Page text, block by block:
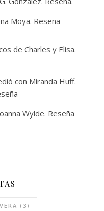
Moya. Reseña
de Charles y Elisa.
con Miranda Huff.
Wylde. Reseña
(3)